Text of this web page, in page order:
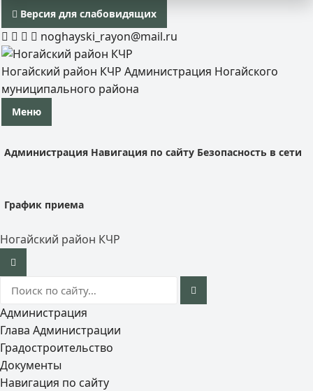
Версия для слабовидящих
noghayski_rayon@mail.ru
Ногайский район КЧР Администрация Ногайского
муниципального района
Меню
Администрация Навигация по сайту Безопасность в сети
График приема
Ногайский район КЧР
Администрация
Глава Администрации
Градостроительство
Документы
Навигация по сайту